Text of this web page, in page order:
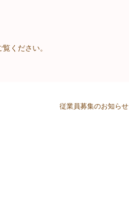
ください。
従業員募集のお知らせ